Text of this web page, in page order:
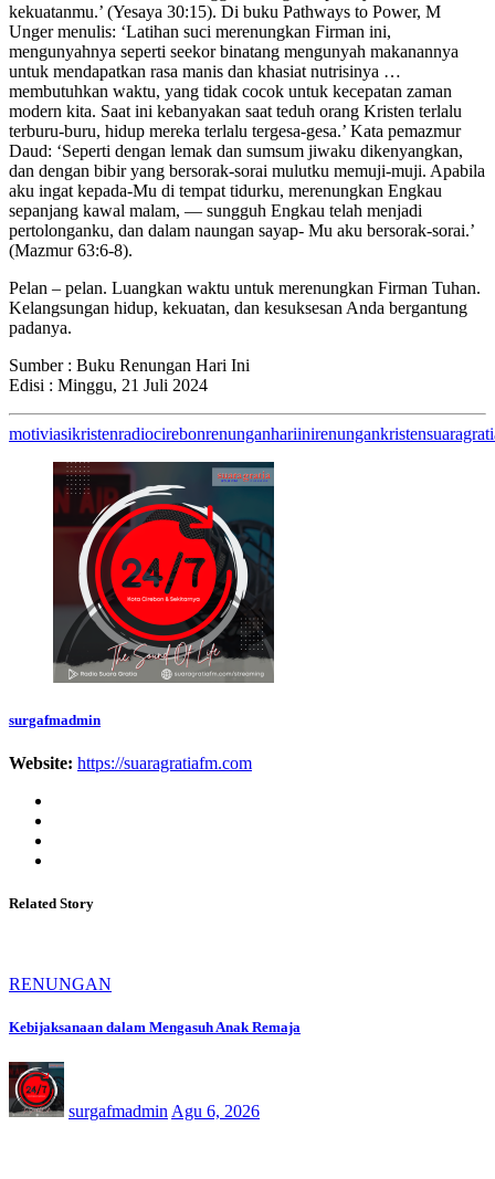
kekuatanmu.’ (Yesaya 30:15). Di buku Pathways to Power, M
Unger menulis: ‘Latihan suci merenungkan Firman ini,
mengunyahnya seperti seekor binatang mengunyah makanannya
untuk mendapatkan rasa manis dan khasiat nutrisinya …
membutuhkan waktu, yang tidak cocok untuk kecepatan zaman
modern kita. Saat ini kebanyakan saat teduh orang Kristen terlalu
terburu-buru, hidup mereka terlalu tergesa-gesa.’ Kata pemazmur
Daud: ‘Seperti dengan lemak dan sumsum jiwaku dikenyangkan,
dan dengan bibir yang bersorak-sorai mulutku memuji-muji. Apabila
aku ingat kepada-Mu di tempat tidurku, merenungkan Engkau
sepanjang kawal malam, — sungguh Engkau telah menjadi
pertolonganku, dan dalam naungan sayap- Mu aku bersorak-sorai.’
(Mazmur 63:6-8).
Pelan – pelan. Luangkan waktu untuk merenungkan Firman Tuhan.
Kelangsungan hidup, kekuatan, dan kesuksesan Anda bergantung
padanya.
Sumber : Buku Renungan Hari Ini
Edisi : Minggu, 21 Juli 2024
motiviasikristenradiocirebonrenunganhariinirenungankristen
surgafmadmin
Website: https://suaragratiafm.com
Related Story
RENUNGAN
Kebijaksanaan dalam Mengasuh Anak Remaja
surgafmadmin Agu 6, 2026